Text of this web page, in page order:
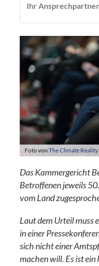
Ihr Ansprechpartner
Foto vonThe Climate
Das Kammergericht
Betroffenen jeweils
vom Land
Laut dem Urteil muss
in einer
sich nicht einer
machen will. Es ist